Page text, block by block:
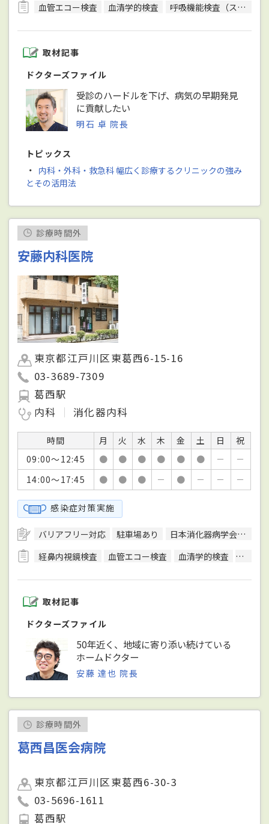
血管エコー検査
血清学的検査 呼吸機能検査（スパイロメトリー）
取材記事
ドクターズファイル
受診のハードルを下げ、病気の早期発見
に貢献したい
明石 卓 院長
トピックス
・ 内科・外科・救急科 幅広く診療するクリニックの強み
とその活用法
診療時間外
安藤内科医院
東京都江戸川区東葛西6-15-16
03-3689-7309
葛西駅
内科
消化器内科
時間 月 火 水 木 金 土 日
祝
09:00～12:45
● ● ● ● ● ● －
－
14:00～17:45
● ● ● － ● － － －
感染症対策実施
バリアフリー対応 駐車場あり
日本消化器病学会消化器病専門医
経鼻内視鏡検査
血管エコー検査 血清学的検査 骨密度
取材記事
ドクターズファイル
50年近く、地域に寄り添い続けている
ホームドクター
安藤 達也 院長
診療時間外
葛西昌医会病院
東京都江戸川区東葛西6-30-3
03-5696-1611
葛西駅